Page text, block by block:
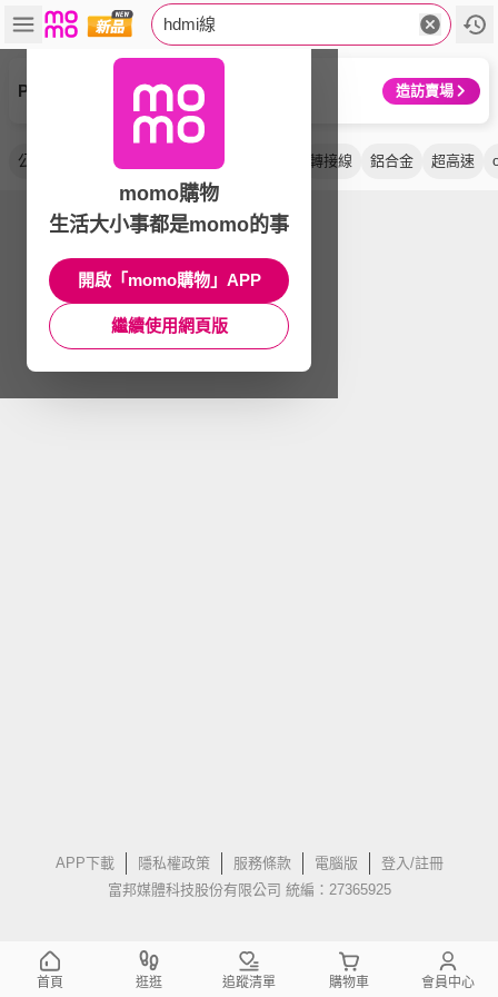
hdmi線
PX 大通 造訪賣場
公對公 傳輸線 認證線 轉接線 鋁合金 超高速
APP下載 隱私權政策 服務條款 電腦版
登入/註冊
富邦媒體科技股份有限公司 統編：27365925
momo購物
生活大小事都是momo的事
開啟「momo購物」APP
繼續使用網頁版
首頁 逛逛 追蹤清單 購物車 會員中心